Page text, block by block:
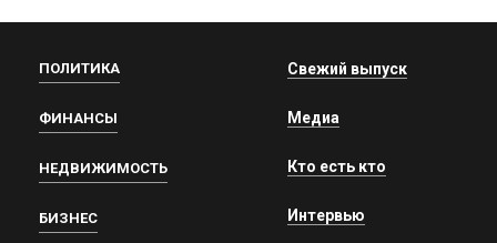
ПОЛИТИКА
ФИНАНСЫ
НЕДВИЖИМОСТЬ
БИЗНЕС
Свежий выпуск
Медиа
Кто есть кто
Интервью